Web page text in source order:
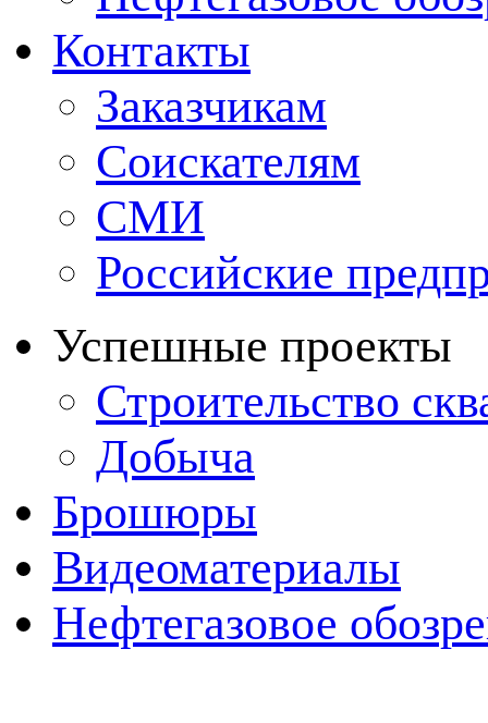
Контакты
Заказчикам
Соискателям
СМИ
Российские
Успешные проекты
Строительство
Добыча
Брошюры
Видеоматериалы
Нефтегазовое